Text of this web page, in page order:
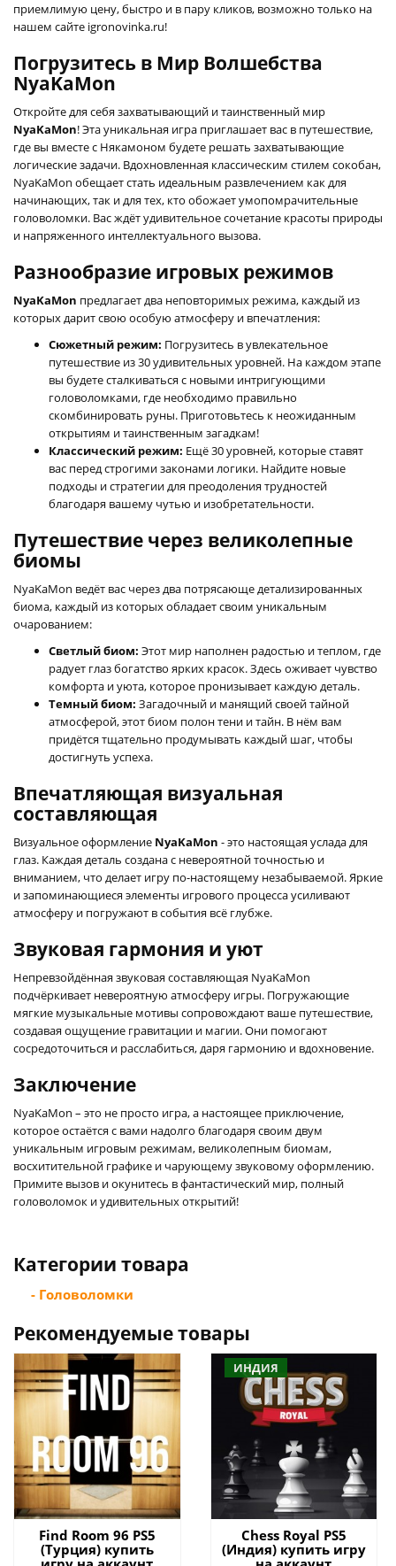
приемлимую цену, быстро и в пару кликов, возможно только на
нашем сайте igronovinka.ru!
Погрузитесь в Мир Волшебства
NyaKaMon
Откройте для себя захватывающий и таинственный мир
NyaKaMon! Эта уникальная игра приглашает вас в путешествие,
где вы вместе с Някамоном будете решать захватывающие
логические задачи. Вдохновленная классическим стилем сокобан,
NyaKaMon обещает стать идеальным развлечением как для
начинающих, так и для тех, кто обожает умопомрачительные
головоломки. Вас ждёт удивительное сочетание красоты природы
и напряженного интеллектуального вызова.
Разнообразие игровых режимов
NyaKaMon предлагает два неповторимых режима, каждый из
которых дарит свою особую атмосферу и впечатления:
Сюжетный режим: Погрузитесь в увлекательное
путешествие из 30 удивительных уровней. На каждом этапе
вы будете сталкиваться с новыми интригующими
головоломками, где необходимо правильно
скомбинировать руны. Приготовьтесь к неожиданным
открытиям и таинственным загадкам!
Классический режим: Ещё 30 уровней, которые ставят
вас перед строгими законами логики. Найдите новые
подходы и стратегии для преодоления трудностей
благодаря вашему чутью и изобретательности.
Путешествие через великолепные
биомы
NyaKaMon ведёт вас через два потрясающе детализированных
биома, каждый из которых обладает своим уникальным
очарованием:
Светлый биом: Этот мир наполнен радостью и теплом, где
радует глаз богатство ярких красок. Здесь оживает чувство
комфорта и уюта, которое пронизывает каждую деталь.
Темный биом: Загадочный и манящий своей тайной
атмосферой, этот биом полон тени и тайн. В нём вам
придётся тщательно продумывать каждый шаг, чтобы
достигнуть успеха.
Впечатляющая визуальная
составляющая
Визуальное оформление NyaKaMon - это настоящая услада для
глаз. Каждая деталь создана с невероятной точностью и
вниманием, что делает игру по-настоящему незабываемой. Яркие
и запоминающиеся элементы игрового процесса усиливают
атмосферу и погружают в события всё глубже.
Звуковая гармония и уют
Непревзойдённая звуковая составляющая NyaKaMon
подчёркивает невероятную атмосферу игры. Погружающие
мягкие музыкальные мотивы сопровождают ваше путешествие,
создавая ощущение гравитации и магии. Они помогают
сосредоточиться и расслабиться, даря гармонию и вдохновение.
Заключение
NyaKaMon – это не просто игра, а настоящее приключение,
которое остаётся с вами надолго благодаря своим двум
уникальным игровым режимам, великолепным биомам,
восхитительной графике и чарующему звуковому оформлению.
Примите вызов и окунитесь в фантастический мир, полный
головоломок и удивительных открытий!
Категории товара
- Головоломки
Рекомендуемые товары
Find Room 96 PS5
(Турция) купить
ИНДИЯ
Chess Royal PS5
(Индия) купить игру